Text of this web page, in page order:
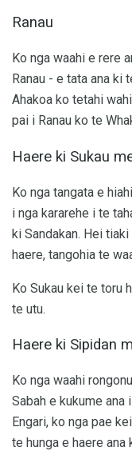
Ranau
Ko nga waahi e rere
Ranau - e tata ana ki
Ahakoa ko tetahi
pai i Ranau ko te
Haere ki Sukau
Ko nga tangata e
i nga kararehe i te
ki Sandakan. Hei
haere, tangohia te
Ko Sukau kei te toru
te utu.
Haere ki Sipidan
Ko nga waahi
Sabah e kukume ana
Engari, ko nga pae
te hunga e haere ana